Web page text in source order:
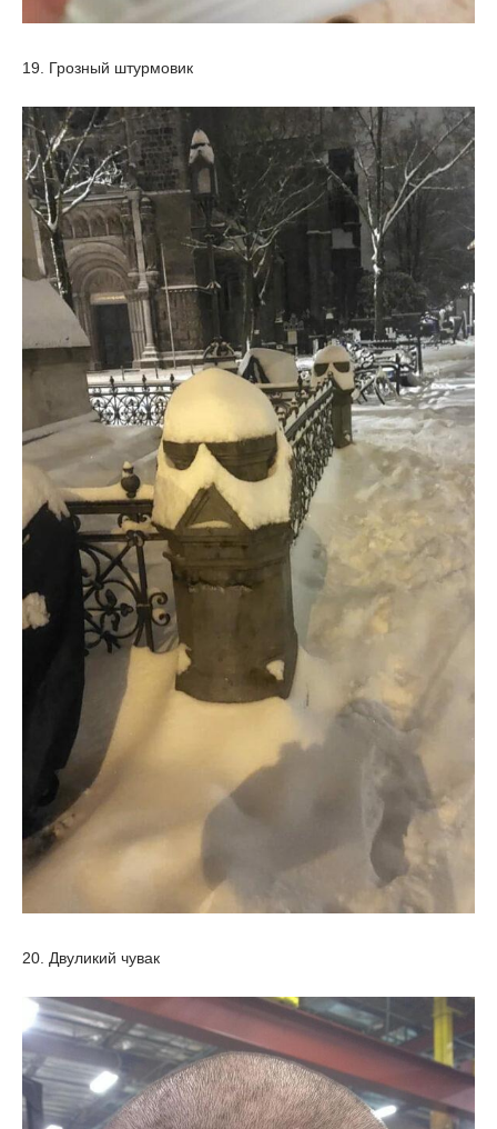
19. Грозный штурмовик
20. Двуликий чувак